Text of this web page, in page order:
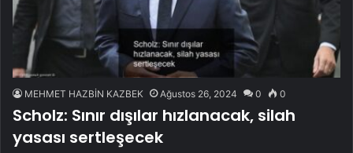
MEHMET HAZBİN KAZBEK Ağustos 26, 2024 0 0
Scholz: Sınır dışılar hızlanacak, silah
yasası sertleşecek